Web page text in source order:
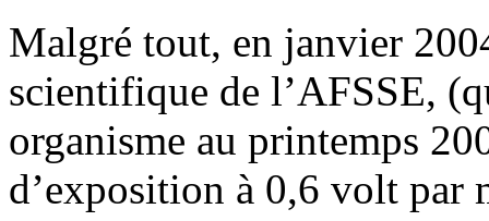
Malgré tout, en janvier
scientifique de l’AFSSE,
organisme au printemps
d’exposition à 0,6 volt par